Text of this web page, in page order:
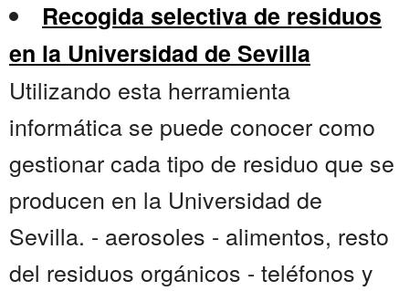
Recogida selectiva de residuos
en la Universidad de Sevilla
Utilizando esta herramienta
informática se puede conocer como
gestionar cada tipo de residuo que se
producen en la Universidad de
Sevilla. - aerosoles - alimentos, resto
del residuos orgánicos - teléfonos y